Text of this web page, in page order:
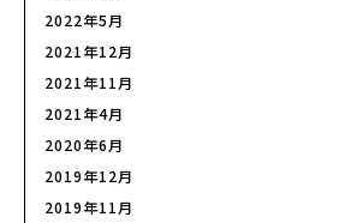
2022年5月
2021年12月
2021年11月
2021年4月
2020年6月
2019年12月
2019年11月